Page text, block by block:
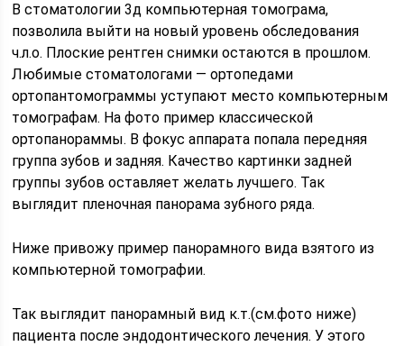
В стоматологии 3д компьютерная томограма,
позволила выйти на новый уровень обследования
ч.л.о. Плоские рентген снимки остаются в прошлом.
Любимые стоматологами — ортопедами
ортопантомограммы уступают место компьютерным
томографам. На фото пример классической
ортопанораммы. В фокус аппарата попала передняя
группа зубов и задняя. Качество картинки задней
группы зубов оставляет желать лучшего. Так
выглядит пленочная панорама зубного ряда.
Ниже привожу пример панорамного вида взятого из
компьютерной томографии.
Так выглядит панорамный вид к.т.(см.фото ниже)
пациента после эндодонтического лечения. У этого